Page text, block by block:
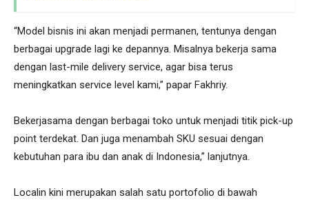
“Model bisnis ini akan menjadi permanen, tentunya dengan
berbagai upgrade lagi ke depannya. Misalnya bekerja sama
dengan last-mile delivery service, agar bisa terus
meningkatkan service level kami,” papar Fakhriy.
Bekerjasama dengan berbagai toko untuk menjadi titik pick-up
point terdekat. Dan juga menambah SKU sesuai dengan
kebutuhan para ibu dan anak di Indonesia,” lanjutnya.
Localin kini merupakan salah satu portofolio di bawah